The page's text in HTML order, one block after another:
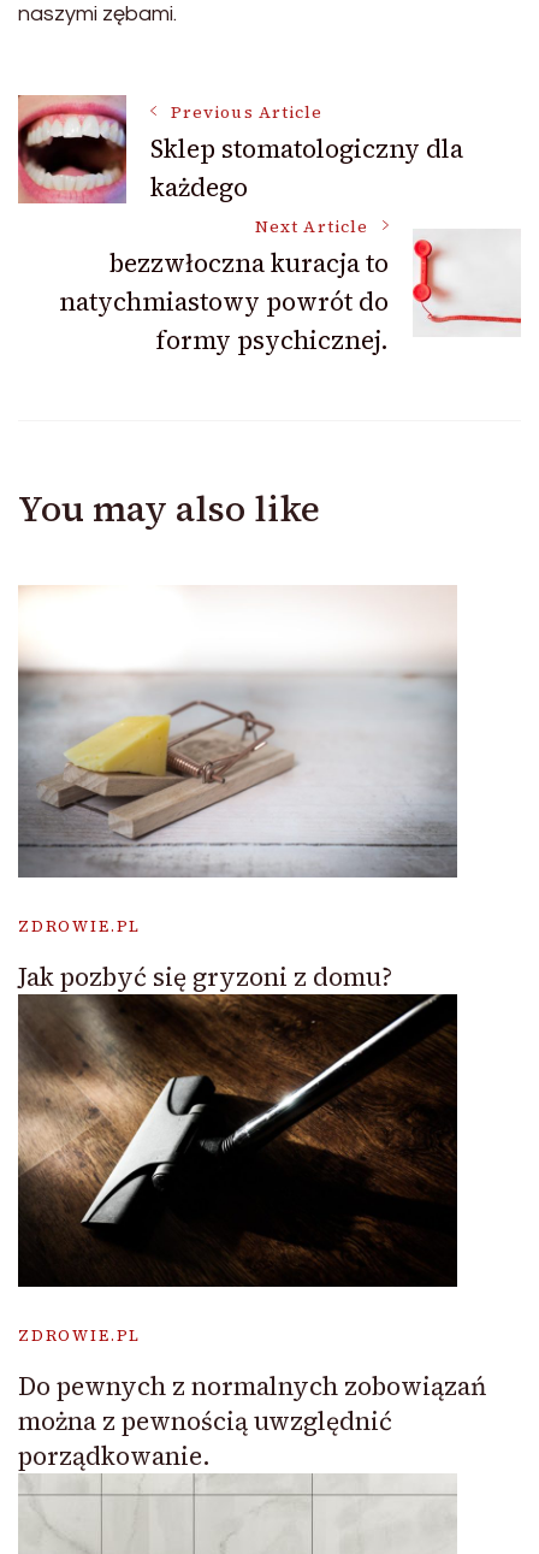
naszymi zębami.
Post
Navigation
Previous Article
Sklep stomatologiczny dla
każdego
Next Article
bezzwłoczna kuracja to
natychmiastowy powrót do
formy psychicznej.
You may also like
ZDROWIE.PL
Jak pozbyć się gryzoni z domu?
ZDROWIE.PL
Do pewnych z normalnych zobowiązań
można z pewnością uwzględnić
porządkowanie.